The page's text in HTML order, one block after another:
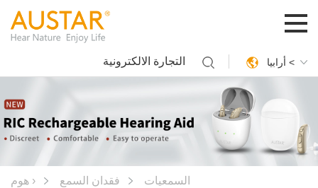
التجارة الالكترونية أرابيا <
هوم › فقدان السمع السمعيات